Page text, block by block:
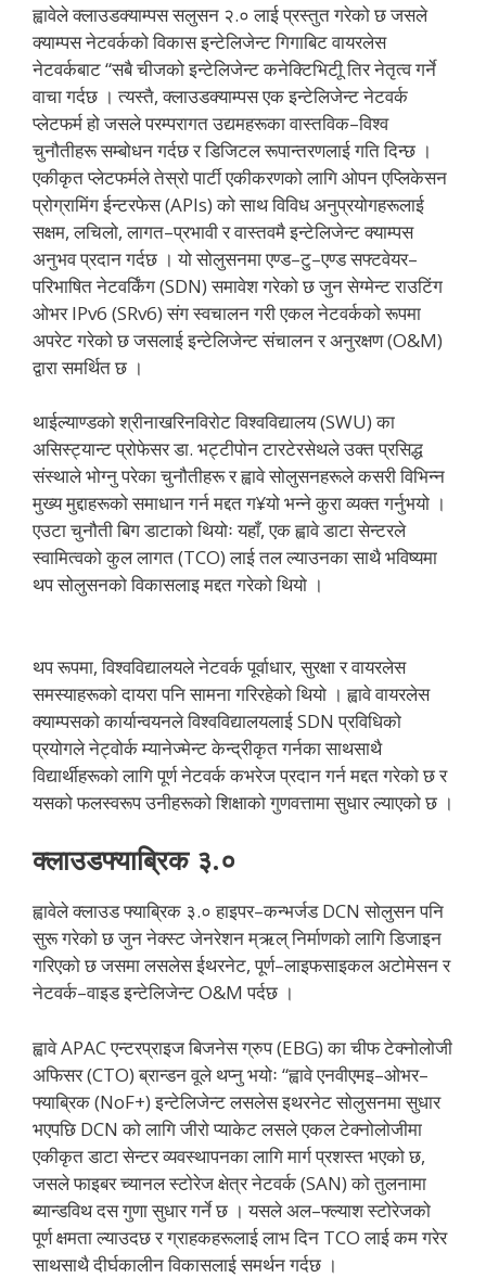
ह्वावेले क्लाउडक्याम्पस सलुसन २.० लाई प्रस्तुत गरेको छ जसले
क्याम्पस नेटवर्कको विकास इन्टेलिजेन्ट गिगाबिट वायरलेस
नेटवर्कबाट “सबै चीजको इन्टेलिजेन्ट कनेक्टिभिटीू तिर नेतृत्व गर्ने
वाचा गर्दछ । त्यस्तै, क्लाउडक्याम्पस एक इन्टेलिजेन्ट नेटवर्क
प्लेटफर्म हो जसले परम्परागत उद्यमहरूका वास्तविक–विश्व
चुनौतीहरू सम्बोधन गर्दछ र डिजिटल रूपान्तरणलाई गति दिन्छ ।
एकीकृत प्लेटफर्मले तेस्रो पार्टी एकीकरणको लागि ओपन एप्लिकेसन
प्रोग्रामिंग ईन्टरफेस (APIs) को साथ विविध अनुप्रयोगहरूलाई
सक्षम, लचिलो, लागत–प्रभावी र वास्तवमै इन्टेलिजेन्ट क्याम्पस
अनुभव प्रदान गर्दछ । यो सोलुसनमा एण्ड–टु–एण्ड सफ्टवेयर–
परिभाषित नेटवर्किंग (SDN) समावेश गरेको छ जुन सेग्मेन्ट राउटिंग
ओभर IPv6 (SRv6) संग स्वचालन गरी एकल नेटवर्कको रूपमा
अपरेट गरेको छ जसलाई इन्टेलिजेन्ट संचालन र अनुरक्षण (O&M)
द्वारा समर्थित छ ।
थाईल्याण्डको श्रीनाखरिनविरोट विश्वविद्यालय (SWU) का
असिस्ट्यान्ट प्रोफेसर डा. भट्टीपोन टारटेरसेथले उक्त प्रसिद्ध
संस्थाले भोग्नु परेका चुनौतीहरू र ह्वावे सोलुसनहरूले कसरी विभिन्न
मुख्य मुद्दाहरूको समाधान गर्न मद्दत ग¥यो भन्ने कुरा व्यक्त गर्नुभयो ।
एउटा चुनौती बिग डाटाको थियोः यहाँ, एक ह्वावे डाटा सेन्टरले
स्वामित्वको कुल लागत (TCO) लाई तल ल्याउनका साथै भविष्यमा
थप सोलुसनको विकासलाइ मद्दत गरेको थियो ।
थप रूपमा, विश्वविद्यालयले नेटवर्क पूर्वाधार, सुरक्षा र वायरलेस
समस्याहरूको दायरा पनि सामना गरिरहेको थियो । ह्वावे वायरलेस
क्याम्पसको कार्यान्वयनले विश्वविद्यालयलाई SDN प्रविधिको
प्रयोगले नेट्वोर्क म्यानेज्मेन्ट केन्द्रीकृत गर्नका साथसाथै
विद्यार्थीहरूको लागि पूर्ण नेटवर्क कभरेज प्रदान गर्न मद्दत गरेको छ र
यसको फलस्वरूप उनीहरूको शिक्षाको गुणवत्तामा सुधार ल्याएको छ ।
क्लाउडफ्याब्रिक ३.०
ह्वावेले क्लाउड फ्याब्रिक ३.० हाइपर–कन्भर्जड DCN सोलुसन पनि
सुरू गरेको छ जुन नेक्स्ट जेनरेशन म्ऋल् निर्माणको लागि डिजाइन
गरिएको छ जसमा लसलेस ईथरनेट, पूर्ण–लाइफसाइकल अटोमेसन र
नेटवर्क–वाइड इन्टेलिजेन्ट O&M पर्दछ ।
ह्वावे APAC एन्टरप्राइज बिजनेस ग्रुप (EBG) का चीफ टेक्नोलोजी
अफिसर (CTO) ब्रान्डन वूले थप्नु भयोः “ह्वावे एनवीएमइ–ओभर–
फ्याब्रिक (NoF+) इन्टेलिजेन्ट लसलेस इथरनेट सोलुसनमा सुधार
भएपछि DCN को लागि जीरो प्याकेट लसले एकल टेक्नोलोजीमा
एकीकृत डाटा सेन्टर व्यवस्थापनका लागि मार्ग प्रशस्त भएको छ,
जसले फाइबर च्यानल स्टोरेज क्षेत्र नेटवर्क (SAN) को तुलनामा
ब्यान्डविथ दस गुणा सुधार गर्ने छ । यसले अल–फ्ल्याश स्टोरेजको
पूर्ण क्षमता ल्याउदछ र ग्राहकहरूलाई लाभ दिन TCO लाई कम गरेर
साथसाथै दीर्घकालीन विकासलाई समर्थन गर्दछ ।